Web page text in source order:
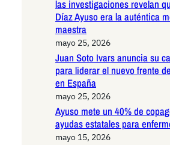
las investigaciones revelan
Díaz Ayuso era la auténtica
maestra
mayo 25, 2026
Juan Soto Ivars anuncia su
para liderar el nuevo frente
en España
mayo 25, 2026
Ayuso mete un 40% de
ayudas estatales para
mayo 15, 2026